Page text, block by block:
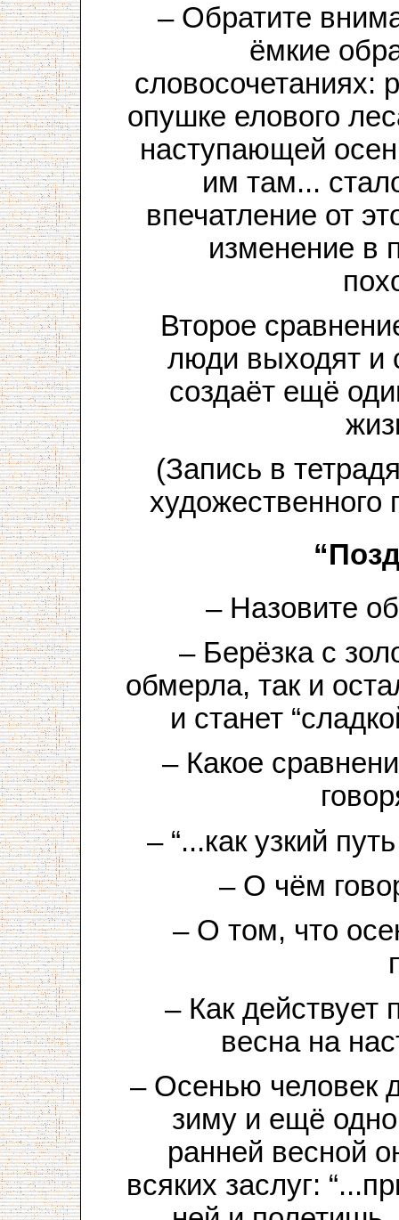
– Обратите
ёмкие
словосочетаниях:
опушке елового
наступающей
им там...
впечатление от
изменение в
Второе
люди выходят и
создаёт ещё
(Запись в
художественного
– Назовите
– Берёзка с
обмерла, так и
и станет
– Какое
– “...как узкий
– О чём
– О том, что
– Как действует
весна на
– Осенью человек
зиму и ещё
ранней весной
всяких заслуг: